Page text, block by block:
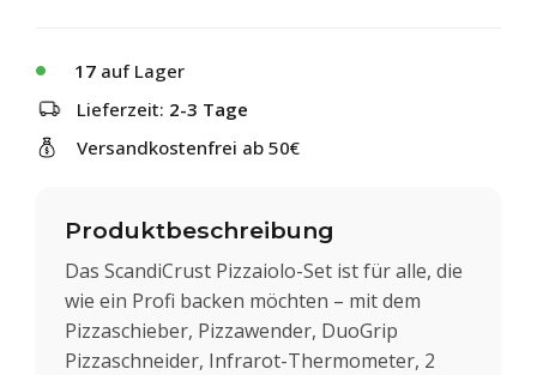
17 auf Lager
Lieferzeit: 2-3 Tage
Versandkostenfrei ab 50€
Produktbeschreibung
Das ScandiCrust Pizzaiolo-Set ist für alle, die
wie ein Profi backen möchten – mit dem
Pizzaschieber, Pizzawender, DuoGrip
Pizzaschneider, Infrarot-Thermometer, 2